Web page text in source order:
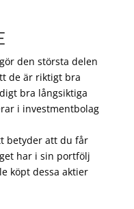
den största delen
de är riktigt bra
bra långsiktiga
i investmentbolag
betyder att du får
har i sin portfölj
köpt dessa aktier